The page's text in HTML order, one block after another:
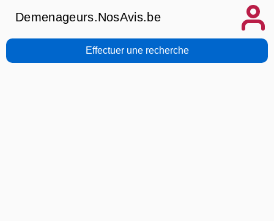
Demenageurs.NosAvis.be
Effectuer une recherche